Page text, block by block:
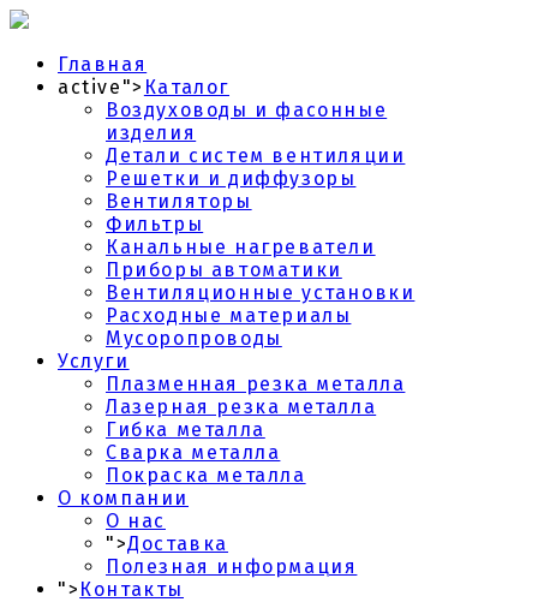
Главная
active"> Каталог
Воздуховоды и фасонные
изделия
Детали систем вентиляции
Решетки и диффузоры
Вентиляторы
Фильтры
Канальные нагреватели
Приборы автоматики
Вентиляционные установки
Расходные материалы
Мусоропроводы
Услуги
Плазменная резка металла
Лазерная резка металла
Гибка металла
Сварка металла
Покраска металла
О компании
О нас
">Доставка
Полезная информация
"> Контакты